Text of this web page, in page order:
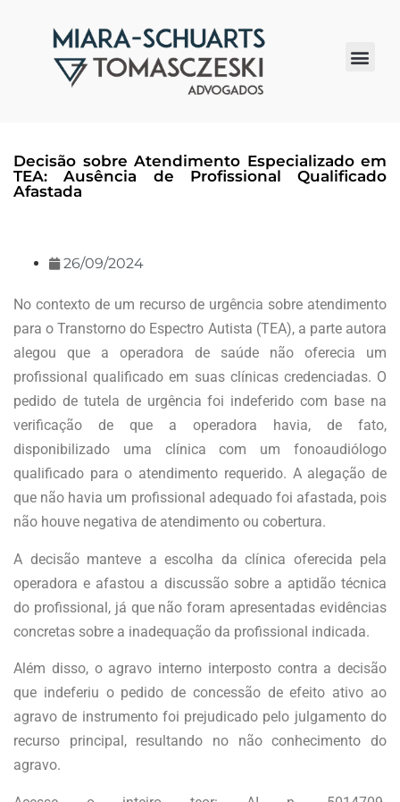
Decisão sobre Atendimento Especializado em
TEA: Ausência de Profissional Qualificado
Afastada
26/09/2024
No contexto de um recurso de urgência sobre atendimento
para o Transtorno do Espectro Autista (TEA), a parte autora
alegou que a operadora de saúde não oferecia um
profissional qualificado em suas clínicas credenciadas. O
pedido de tutela de urgência foi indeferido com base na
verificação de que a operadora havia, de fato,
disponibilizado uma clínica com um fonoaudiólogo
qualificado para o atendimento requerido. A alegação de
que não havia um profissional adequado foi afastada, pois
não houve negativa de atendimento ou cobertura.
A decisão manteve a escolha da clínica oferecida pela
operadora e afastou a discussão sobre a aptidão técnica
do profissional, já que não foram apresentadas evidências
concretas sobre a inadequação da profissional indicada.
Além disso, o agravo interno interposto contra a decisão
que indeferiu o pedido de concessão de efeito ativo ao
agravo de instrumento foi prejudicado pelo julgamento do
recurso principal, resultando no não conhecimento do
agravo.